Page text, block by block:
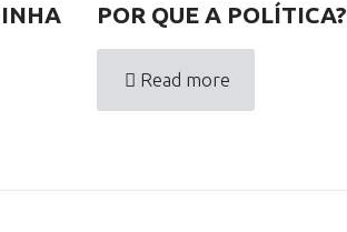
POR QUE A POLÍTICA?
Read more